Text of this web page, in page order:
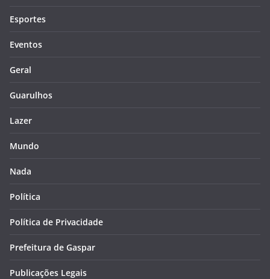
Esportes
Eventos
Geral
Guarulhos
Lazer
Mundo
Nada
Política
Política de Privacidade
Prefeitura de Gaspar
Publicações Legais